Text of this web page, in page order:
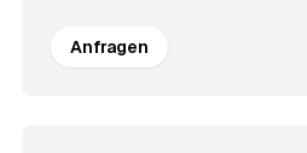
Anfragen